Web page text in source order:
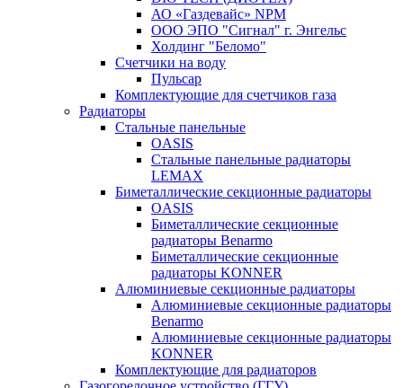
АО «Газдевайс» NPM
ООО ЭПО "Сигнал" г. Энгельс
Холдинг "Беломо"
Счетчики на воду
Пульсар
Комплектующие для счетчиков газа
Радиаторы
Стальные панельные
OASIS
Стальные панельные радиаторы
LEMAX
Биметаллические секционные радиаторы
OASIS
Биметаллические секционные
радиаторы Benarmo
Биметаллические секционные
радиаторы KONNER
Алюминиевые секционные радиаторы
Алюминиевые секционные радиаторы
Benarmo
Алюминиевые секционные радиаторы
KONNER
Комплектующие для радиаторов